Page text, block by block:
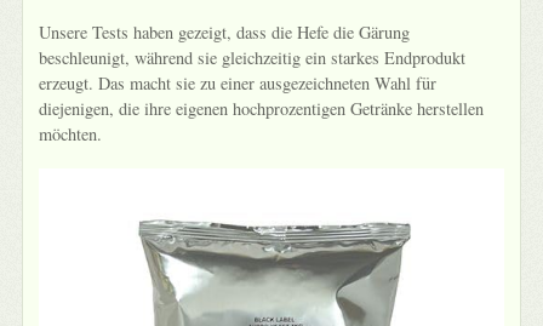
Unsere Tests haben gezeigt, dass die Hefe die Gärung
beschleunigt, während sie gleichzeitig ein starkes Endprodukt
erzeugt. Das macht sie zu einer ausgezeichneten Wahl für
diejenigen, die ihre eigenen hochprozentigen Getränke herstellen
möchten.